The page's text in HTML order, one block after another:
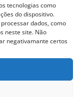
tecnologias como
do dispositivo.
dados, como
neste site. Não
negativamante certos